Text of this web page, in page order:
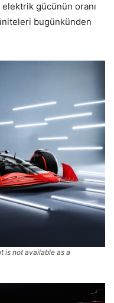
gücünün oranı
bugünkünden
is not available as a